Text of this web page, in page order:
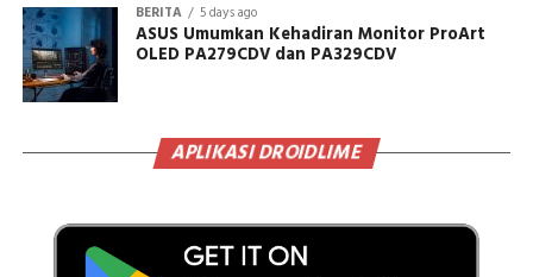
BERITA 5 days ago
ASUS Umumkan Kehadiran Monitor ProArt
OLED PA279CDV dan PA329CDV
APLIKASI DROIDLIME